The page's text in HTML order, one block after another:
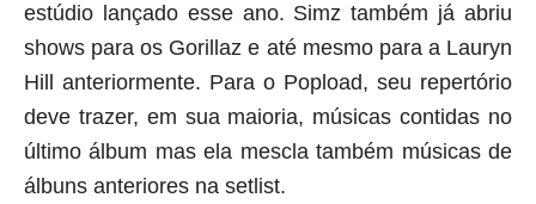
estúdio lançado esse ano. Simz também já abriu
shows para os Gorillaz e até mesmo para a Lauryn
Hill anteriormente. Para o Popload, seu repertório
deve trazer, em sua maioria, músicas contidas no
último álbum mas ela mescla também músicas de
álbuns anteriores na setlist.